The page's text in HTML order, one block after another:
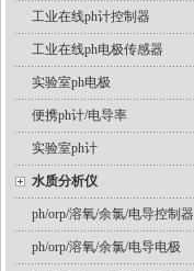
工业在线ph计控制器
工业在线ph电极传感器
实验室ph电极
便携ph计/电导率
实验室ph计
水质分析仪
ph/orp/溶氧/余氯/电导控制器
ph/orp/溶氧/余氯/电导电极